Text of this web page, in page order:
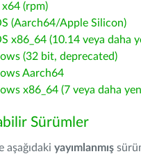
x64 (rpm)
(Aarch64/Apple Silicon)
x86_64 (10.14 veya daha
(32 bit, deprecated)
Aarch64
x86_64 (7 veya daha
Sürümler
aşağıdaki yayımlanmış